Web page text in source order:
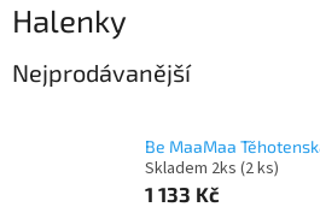
Halenky
Nejprodávanější
Be MaaMaa
Skladem 2ks (2 ks)
1 133 Kč